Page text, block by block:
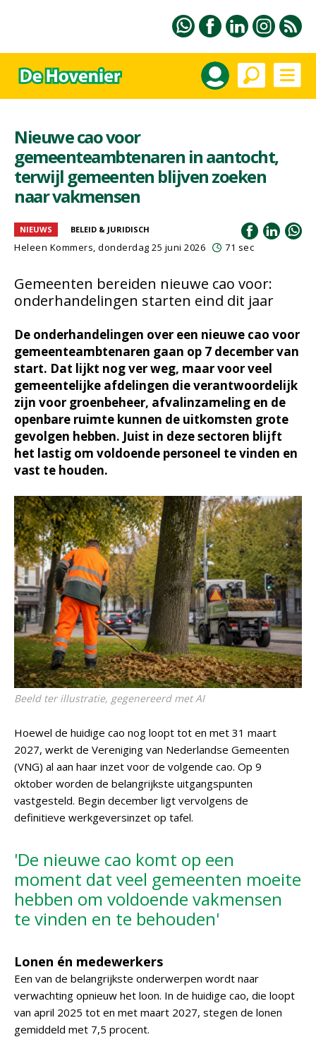
Nieuwe cao voor
gemeenteambtenaren in aantocht,
terwijl gemeenten blijven zoeken
naar vakmensen
NIEUWS BELEID & JURIDISCH
Heleen Kommers, donderdag 25 juni 2026 71 sec
Gemeenten bereiden nieuwe cao voor:
onderhandelingen starten eind dit jaar
De onderhandelingen over een nieuwe cao voor
gemeenteambtenaren gaan op 7 december van
start. Dat lijkt nog ver weg, maar voor veel
gemeentelijke afdelingen die verantwoordelijk
zijn voor groenbeheer, afvalinzameling en de
openbare ruimte kunnen de uitkomsten grote
gevolgen hebben. Juist in deze sectoren blijft
het lastig om voldoende personeel te vinden en
vast te houden.
Beeld ter illustratie, gegenereerd met AI
Hoewel de huidige cao nog loopt tot en met 31 maart
2027, werkt de Vereniging van Nederlandse Gemeenten
(VNG) al aan haar inzet voor de volgende cao. Op 9
oktober worden de belangrijkste uitgangspunten
vastgesteld. Begin december ligt vervolgens de
definitieve werkgeversinzet op tafel.
'De nieuwe cao komt op een
moment dat veel gemeenten moeite
hebben om voldoende vakmensen
te vinden en te behouden'
Lonen én medewerkers
Een van de belangrijkste onderwerpen wordt naar
verwachting opnieuw het loon. In de huidige cao, die loopt
van april 2025 tot en met maart 2027, stegen de lonen
gemiddeld met 7,5 procent.